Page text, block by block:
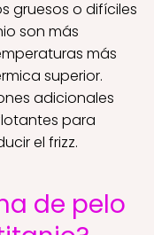
gruesos o difíciles
son más
más
superior.
adicionales
para
el frizz.
de pelo